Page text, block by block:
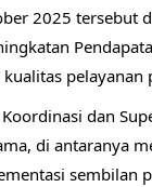
2025
dan
di antaranya
sembilan